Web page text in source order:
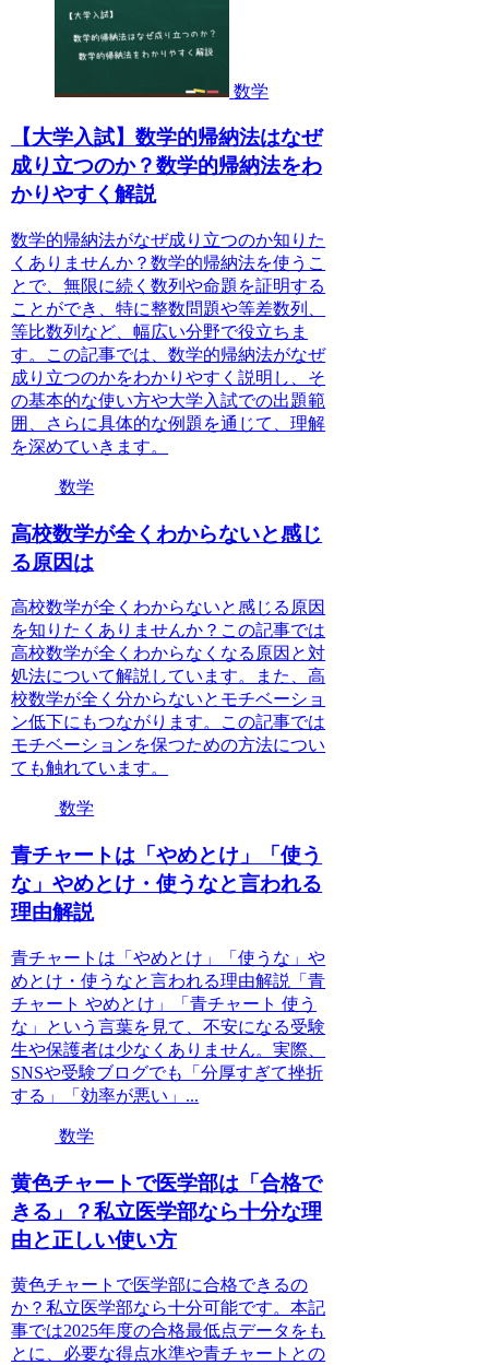
数学
【大学入試】数学的帰納法はなぜ
成り立つのか？数学的帰納法をわ
かりやすく解説
数学的帰納法がなぜ成り立つのか知りた
くありませんか？数学的帰納法を使うこ
とで、無限に続く数列や命題を証明する
ことができ、特に整数問題や等差数列、
等比数列など、幅広い分野で役立ちま
す。この記事では、数学的帰納法がなぜ
成り立つのかをわかりやすく説明し、そ
の基本的な使い方や大学入試での出題範
囲、さらに具体的な例題を通じて、理解
を深めていきます。
数学
高校数学が全くわからないと感じ
る原因は
高校数学が全くわからないと感じる原因
を知りたくありませんか？この記事では
高校数学が全くわからなくなる原因と対
処法について解説しています。また、高
校数学が全く分からないとモチベーショ
ン低下にもつながります。この記事では
モチベーションを保つための方法につい
ても触れています。
数学
青チャートは「やめとけ」「使う
な」やめとけ・使うなと言われる
理由解説
青チャートは「やめとけ」「使うな」や
めとけ・使うなと言われる理由解説「青
チャート やめとけ」「青チャート 使う
な」という言葉を見て、不安になる受験
生や保護者は少なくありません。実際、
SNSや受験ブログでも「分厚すぎて挫折
する」「効率が悪い」...
数学
黄色チャートで医学部は「合格で
きる」？私立医学部なら十分な理
由と正しい使い方
黄色チャートで医学部に合格できるの
か？私立医学部なら十分可能です。本記
事では2025年度の合格最低点データをも
とに、必要な得点水準や青チャートとの